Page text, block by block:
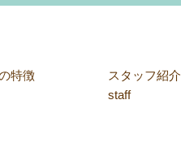
特徴
スタッフ紹介
staff